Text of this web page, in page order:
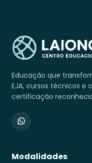
Educação que
EJA, cursos técnicos e
certificação
Modalidades